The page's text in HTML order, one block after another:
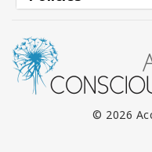
© 2026